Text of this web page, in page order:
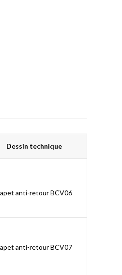
Dessin technique
anti-retour BCV06
anti-retour BCV07